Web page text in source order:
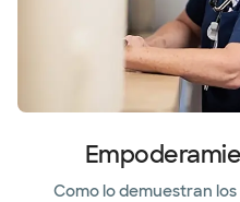
Como lo demuestran